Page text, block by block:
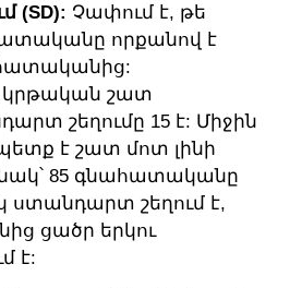
(SD): Չափում է, թե
որքանով է
շատ
շեղումը 15 է: Միջին
է շատ մոտ լինի
85 գնահատականը
ստանդարտ շեղում է,
ցածր երկու
է: